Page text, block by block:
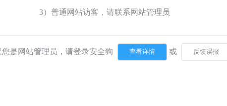
3）普通网站访客，请联系网站管理员
您是网站管理员，请登录安全狗 或